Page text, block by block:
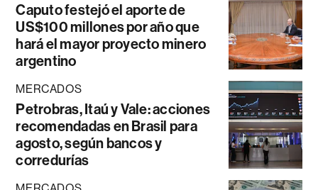
Caputo festejó el aporte de
US$100 millones por año que
hará el mayor proyecto minero
argentino
MERCADOS
Petrobras, Itaú y Vale: acciones
recomendadas en Brasil para
agosto, según bancos y
corredurías